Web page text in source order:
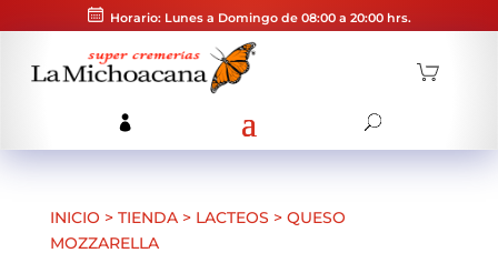
Horario: Lunes a Domingo de 08:00 a 20:00 hrs.
INICIO > TIENDA> LACTEOS > QUESO
MOZZARELLA